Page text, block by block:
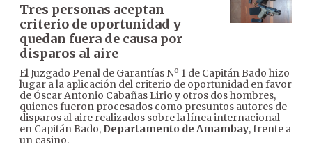
Tres personas aceptan
criterio de oportunidad y
quedan fuera de causa por
disparos al aire
El Juzgado Penal de Garantías Nº 1 de Capitán Bado hizo
lugar a la aplicación del criterio de oportunidad en favor
de Óscar Antonio Cabañas Lirio y otros dos hombres,
quienes fueron procesados como presuntos autores de
disparos al aire realizados sobre la línea internacional
en Capitán Bado, Departamento de Amambay, frente a
un casino.